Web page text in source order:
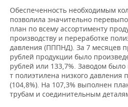
КОМУ ПРИНАДЛЕЖАТ
ТОРГОВЫЕ ЦЕНТРЫ
ТАТАРСТАНА
БЮДЖЕТ
ИНВЕСТИЦИИ
МАШИНОСТРОЕНИЕ
НЕФТЕХИМИЯ
НЕФТЬ
ОПК
НОВОСТИ АВТО
БИЗНЕС
НОВОСТИ БИЗНЕСА
РОЗНИЧНАЯ ТОРГОВЛЯ
ТРАНСПОРТ
ТЕХНОЛОГИИ
НОВОСТИ ТЕХНОЛОГИЙ
IT
МЕРОПРИЯТИЯ
НОВОСТИ МЕРОПРИЯТИЙ
СПОРТ
Обеспеченность необходимым
позволила значительно
план по всему ассортименту
производству и переработке
давления (ПППНД). За 7 месяцев
рублей продукции было
рублей или 133,7%. Заводом
т полиэтилена низкого давления
(104,8%). На 107,3% выполнен
трубам и соединительным